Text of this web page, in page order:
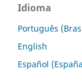
Idioma
Português
English
Español